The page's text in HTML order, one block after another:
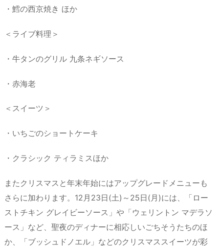
・鱈の西京焼き ほか
＜ライブ料理＞
・牛タンのグリル 九条ネギソース
・赤海老
＜スイーツ＞
・いちごのショートケーキ
・クラシック ティラミスほか
またクリスマスと年末年始にはアップグレードメニューも
さらに加わります。12月23日(土)～25日(月)には、「ロー
ストチキン グレイビーソース」や「ウェリントン マデラソ
ース」など、聖夜のディナーに相応しいごちそうたちのほ
か、「ブッシュドノエル」などのクリスマススイーツが彩